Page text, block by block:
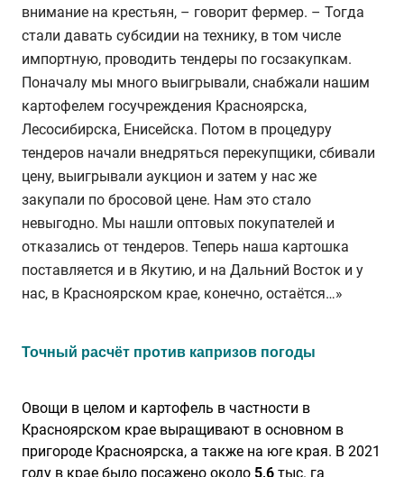
внимание на крестьян, – говорит фермер. – Тогда
стали давать субсидии на технику, в том числе
импортную, проводить тендеры по госзакупкам.
Поначалу мы много выигрывали, снабжали нашим
картофелем госучреждения Красноярска,
Лесосибирска, Енисейска. Потом в процедуру
тендеров начали внедряться перекупщики, сбивали
цену, выигрывали аукцион и затем у нас же
закупали по бросовой цене. Нам это стало
невыгодно. Мы нашли оптовых покупателей и
отказались от тендеров. Теперь наша картошка
поставляется и в Якутию, и на Дальний Восток и у
нас, в Красноярском крае, конечно, остаётся…»
Точный расчёт против капризов погоды
Овощи в целом и картофель в частности в
Красноярском крае выращивают в основном в
пригороде Красноярска, а также на юге края. В 2021
году в крае было посажено около 5,6 тыс. га